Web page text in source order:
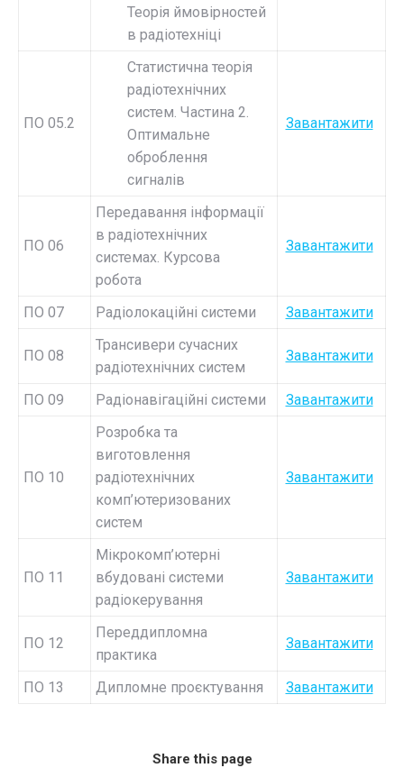
Теорія ймовірностей
в радіотехніці
ПО 05.2
Статистична теорія
радіотехнічних
систем. Частина 2.
Оптимальне
оброблення
сигналів
Завантажити
ПО 06
Передавання інформації
в радіотехнічних
системах. Курсова
робота
Завантажити
ПО 07 Радіолокаційні системи Завантажити
ПО 08
Трансивери сучасних
радіотехнічних систем
Завантажити
ПО 09 Радіонавігаційні системи Завантажити
ПО 10
Розробка та
виготовлення
радіотехнічних
комп’ютеризованих
систем
Завантажити
ПО 11
Мікрокомп’ютерні
вбудовані системи
радіокерування
Завантажити
ПО 12
Переддипломна
практика
Завантажити
ПО 13 Дипломне проєктування Завантажити
Share this page